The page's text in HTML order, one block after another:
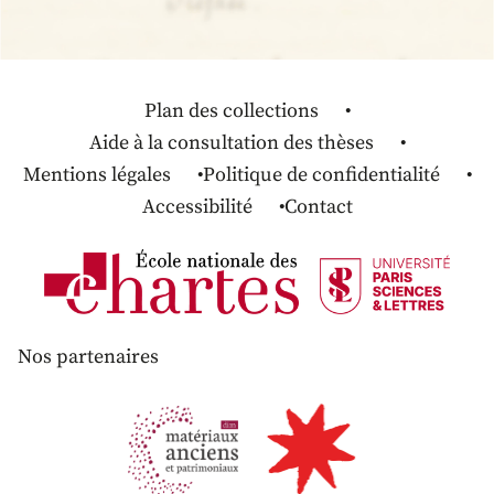
Plan des collections
Aide à la consultation des thèses
Mentions légales
Politique de confidentialité
Accessibilité
Contact
Nos partenaires